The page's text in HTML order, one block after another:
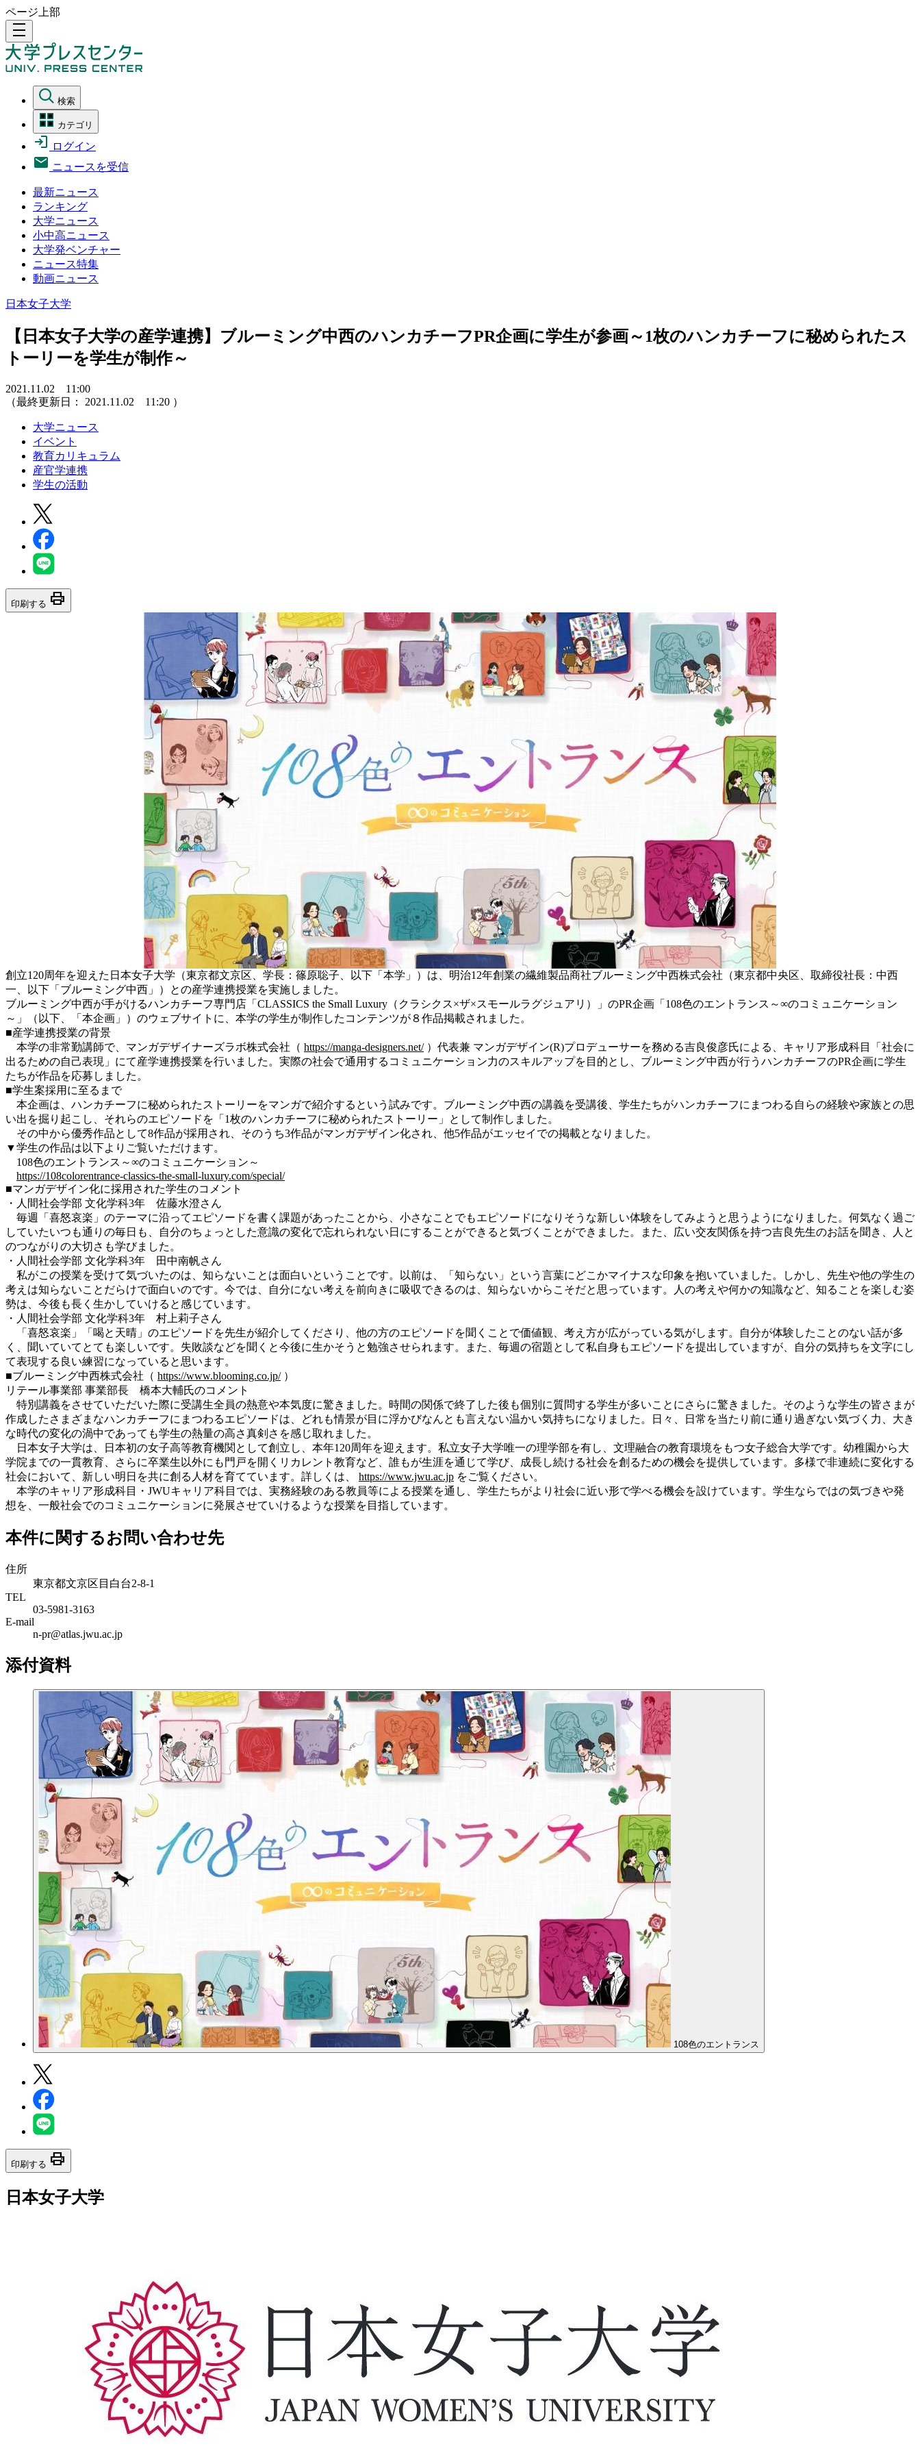
ページ上部
density_medium
検索
カテゴリ
ログイン
ニュースを受信
最新ニュース
ランキング
大学ニュース
小中高ニュース
大学発ベンチャー
ニュース特集
動画ニュース
日本女子大学
【日本女子大学の産学連携】ブルーミング中西のハンカチーフPR企画に学生が参画～1枚のハンカチーフに秘められたス
トーリーを学生が制作～
2021.11.02 11:00
（最終更新日： 2021.11.02 11:20 ）
大学ニュース
イベント
教育カリキュラム
産官学連携
学生の活動
印刷する print
創立120周年を迎えた日本女子大学（東京都文京区、学長：篠原聡子、以下「本学」）は、明治12年創業の繊維製品商社ブルーミング中西株式会社（東京都中央区、取締役社長：中西
一、以下「ブルーミング中西」）との産学連携授業を実施しました。
ブルーミング中西が手がけるハンカチーフ専門店「CLASSICS the Small Luxury（クラシクス×ザ×スモールラグジュアリ）」のPR企画「108色のエントランス～∞のコミュニケーション
～」（以下、「本企画」）のウェブサイトに、本学の学生が制作したコンテンツが８作品掲載されました。
■産学連携授業の背景
本学の非常勤講師で、マンガデザイナーズラボ株式会社（ https://manga-designers.net/）代表兼 マンガデザイン(R)︎プロデューサーを務める吉良俊彦氏による、キャリア形成科目「社会に
出るための自己表現」にて産学連携授業を行いました。実際の社会で通用するコミュニケーション力のスキルアップを目的とし、ブルーミング中西が行うハンカチーフのPR企画に学生
たちが作品を応募しました。
■学生案採用に至るまで
本企画は、ハンカチーフに秘められたストーリーをマンガで紹介するという試みです。ブルーミング中西の講義を受講後、学生たちがハンカチーフにまつわる自らの経験や家族との思
い出を掘り起こし、それらのエピソードを「1枚のハンカチーフに秘められたストーリー」として制作しました。
その中から優秀作品として8作品が採用され、そのうち3作品がマンガデザイン化され、他5作品がエッセイでの掲載となりました。
▼学生の作品は以下よりご覧いただけます。
108色のエントランス～∞のコミュニケーション～
https://108colorentrance-classics-the-small-luxury.com/special/
■マンガデザイン化に採用された学生のコメント
・人間社会学部 文化学科3年 佐藤水澄さん
毎週「喜怒哀楽」のテーマに沿ってエピソードを書く課題があったことから、小さなことでもエピソードになりそうな新しい体験をしてみようと思うようになりました。何気なく過ご
していたいつも通りの毎日も、自分のちょっとした意識の変化で忘れられない日にすることができると気づくことができました。また、広い交友関係を持つ吉良先生のお話を聞き、人と
のつながりの大切さも学びました。
・人間社会学部 文化学科3年 田中南帆さん
私がこの授業を受けて気づいたのは、知らないことは面白いということです。以前は、「知らない」という言葉にどこかマイナスな印象を抱いていました。しかし、先生や他の学生の
考えは知らないことだらけで面白いのです。今では、自分にない考えを前向きに吸収できるのは、知らないからこそだと思っています。人の考えや何かの知識など、知ることを楽しむ姿
勢は、今後も長く生かしていけると感じています。
・人間社会学部 文化学科3年 村上莉子さん
「喜怒哀楽」「喝と天晴」のエピソードを先生が紹介してくださり、他の方のエピソードを聞くことで価値観、考え方が広がっている気がします。自分が体験したことのない話が多
く、聞いていてとても楽しいです。失敗談などを聞くと今後に生かそうと勉強させられます。また、毎週の宿題として私自身もエピソードを提出していますが、自分の気持ちを文字にし
て表現する良い練習になっていると思います。
■ブルーミング中西株式会社（ https://www.blooming.co.jp/）
リテール事業部 事業部長 橋本大輔氏のコメント
特別講義をさせていただいた際に受講生全員の熱意や本気度に驚きました。時間の関係で終了した後も個別に質問する学生が多いことにさらに驚きました。そのような学生の皆さまが
作成したさまざまなハンカチーフにまつわるエピソードは、どれも情景が目に浮かびなんとも言えない温かい気持ちになりました。日々、日常を当たり前に通り過ぎない気づく力、大き
な時代の変化の渦中であっても学生の熱量の高さ真剣さを感じ取れました。
日本女子大学は、日本初の女子高等教育機関として創立し、本年120周年を迎えます。私立女子大学唯一の理学部を有し、文理融合の教育環境をもつ女子総合大学です。幼稚園から大
学院までの一貫教育、さらに卒業生以外にも門戸を開くリカレント教育など、誰もが生涯を通じて学び、成長し続ける社会を創るための機会を提供しています。多様で非連続に変化する
社会において、新しい明日を共に創る人材を育てています。詳しくは、 https://www.jwu.ac.jp をご覧ください。
本学のキャリア形成科目・JWUキャリア科目では、実務経験のある教員等による授業を通し、学生たちがより社会に近い形で学べる機会を設けています。学生ならではの気づきや発
想を、一般社会でのコミュニケーションに発展させていけるような授業を目指しています。
本件に関するお問い合わせ先
住所
東京都文京区目白台2-8-1
TEL
03-5981-3163
E-mail
n-pr@atlas.jwu.ac.jp
添付資料
108色のエントランス
印刷する print
日本女子大学